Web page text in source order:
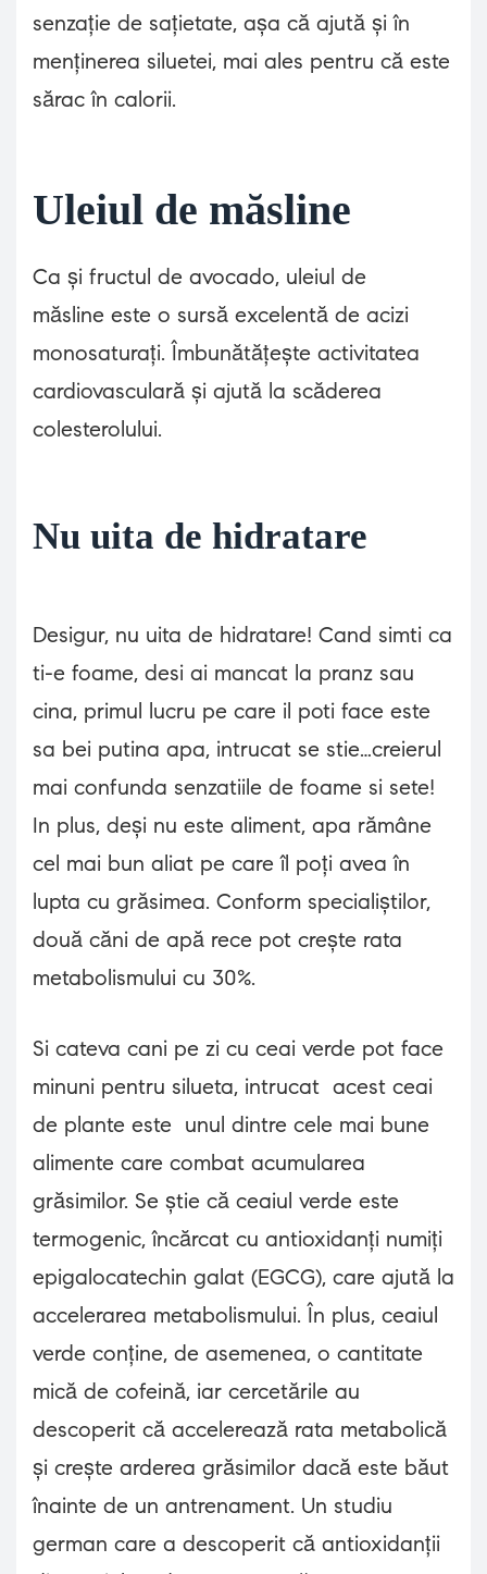
senzație de sațietate, așa că ajută și în
menținerea siluetei, mai ales pentru că este
sărac în calorii.
Uleiul de măsline
Ca și fructul de avocado, uleiul de
măsline este o sursă excelentă de acizi
monosaturați. Îmbunătățește activitatea
cardiovasculară și ajută la scăderea
colesterolului.
Nu uita de hidratare
Desigur, nu uita de hidratare! Cand simti ca
ti-e foame, desi ai mancat la pranz sau
cina, primul lucru pe care il poti face este
sa bei putina apa, intrucat se stie…creierul
mai confunda senzatiile de foame si sete!
In plus, deși nu este aliment, apa rămâne
cel mai bun aliat pe care îl poți avea în
lupta cu grăsimea. Conform specialiștilor,
două căni de apă rece pot crește rata
metabolismului cu 30%.
Si cateva cani pe zi cu ceai verde pot face
minuni pentru silueta, intrucat acest ceai
de plante este unul dintre cele mai bune
alimente care combat acumularea
grăsimilor. Se știe că ceaiul verde este
termogenic, încărcat cu antioxidanți numiți
epigalocatechin galat (EGCG), care ajută la
accelerarea metabolismului. În plus, ceaiul
verde conține, de asemenea, o cantitate
mică de cofeină, iar cercetările au
descoperit că accelerează rata metabolică
și crește arderea grăsimilor dacă este băut
înainte de un antrenament. Un studiu
german care a descoperit că antioxidanții